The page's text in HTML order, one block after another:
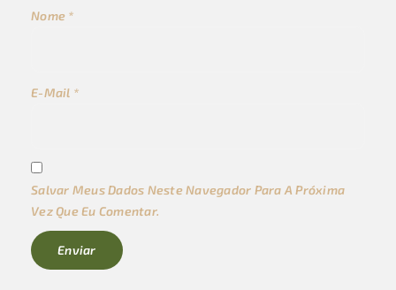
Nome *
E-Mail *
Salvar Meus Dados Neste Navegador Para A Próxima
Vez Que Eu Comentar.